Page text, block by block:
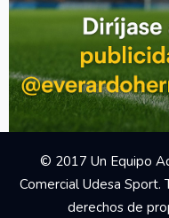
© 2017 Un Equipo
Comercial Udesa Sport.
derechos de